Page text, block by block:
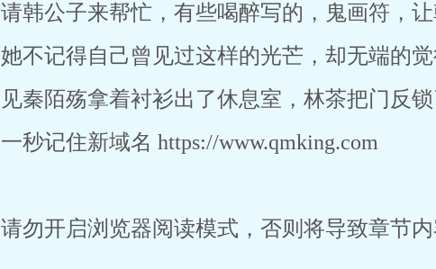
请韩公子来帮忙，有些喝醉写的，鬼画符，
她不记得自己曾见过这样的光芒，却无端的觉
见秦陌殇拿着衬衫出了休息室，林茶把门反锁
一秒记住新域名 https://www.qmking.com
请勿开启浏览器阅读模式，否则将导致章节内